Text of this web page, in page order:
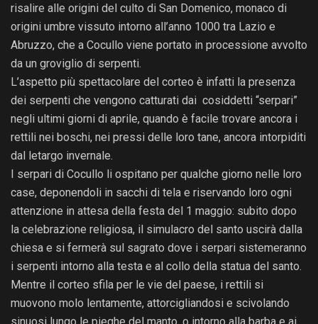
risalire alle origini del culto di San Domenico, monaco di
origini umbre vissuto intorno all’anno 1000 tra Lazio e
Abruzzo, che a Cocullo viene portato in processione avvolto
da un groviglio di serpenti.
L’aspetto più spettacolare del corteo è infatti la presenza
dei serpenti che vengono catturati dai cosiddetti “serpari”
negli ultimi giorni di aprile, quando è facile trovare ancora i
rettili nei boschi, nei pressi delle loro tane, ancora intorpiditi
dal letargo invernale.
I serpari di Cocullo li ospitano per qualche giorno nelle loro
case, deponendoli in sacchi di tela e riservando loro ogni
attenzione in attesa della festa del 1 maggio: subito dopo
la celebrazione religiosa, il simulacro del santo uscirà dalla
chiesa e si fermerà sul sagrato dove i serpari sistemeranno
i serpenti intorno alla testa e al collo della statua del santo.
Mentre il corteo sfila per le vie del paese, i rettili si
muovono molo lentamente, attorcigliandosi e scivolando